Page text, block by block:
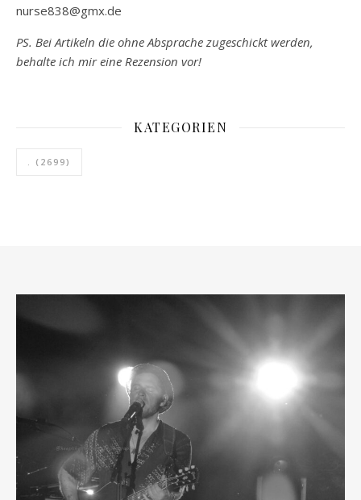
nurse838@gmx.de
PS. Bei Artikeln die ohne Absprache zugeschickt werden,
behalte ich mir eine Rezension vor!
KATEGORIEN
. (2699)